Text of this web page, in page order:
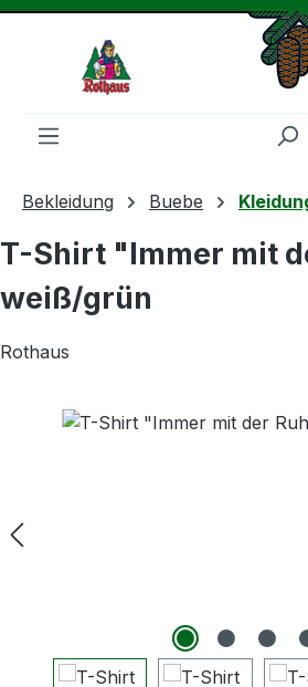
Bekleidung Buebe
T-Shirt "Immer mit
weiß/grün
Rothaus
Bildergalerie überspringen